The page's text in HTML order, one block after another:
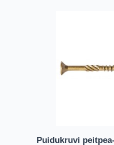
Puidukruvi